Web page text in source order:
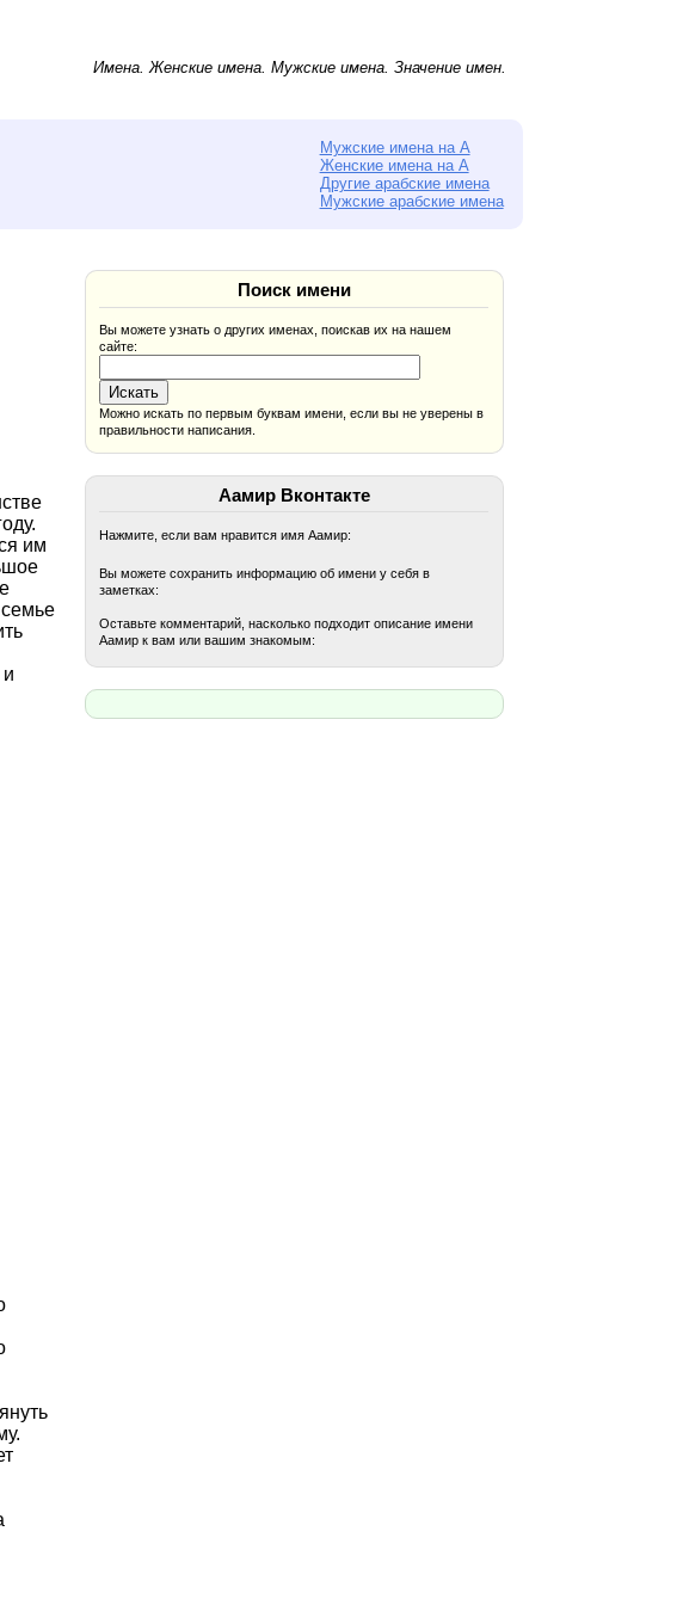
Имена.Женские имена.Мужские имена. Значение имен.
Мужские имена на А
Женские имена на А
Другие арабские имена
Мужские арабские имена
им
Поиск имени
Вы можете узнать о других именах, поискав их на нашем
сайте:
Можно искать по первым буквам имени, если вы не уверены в
правильности написания.
Аамир Вконтакте
Нажмите, если вам нравится имя Аамир:
Вы можете сохранить информацию об имени у себя в
заметках:
Оставьте комментарий, насколько подходит описание имени
Аамир к вам или вашим знакомым: